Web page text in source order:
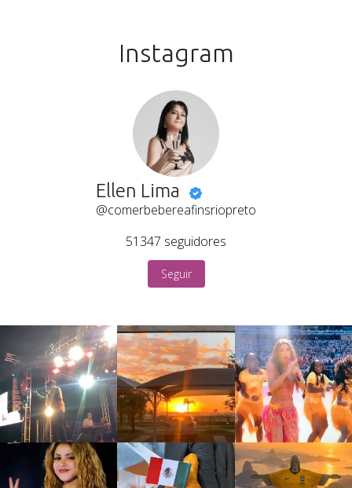
Instagram
Ellen Lima
@comerbebereafinsriopreto
51347 seguidores
Seguir